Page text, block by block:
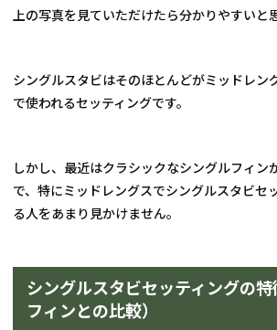
上の写真を見ていただけたら分かりやすいと
シングルスタビはそのほとんどがミッドレン
で使われるセッティングです。
しかし、最近はクラシックなシングルフィン
で、特にミッドレングスでシングルスタビセ
る人をあまり見かけません。
シングルスタビセッティングの
フィンとの比較）